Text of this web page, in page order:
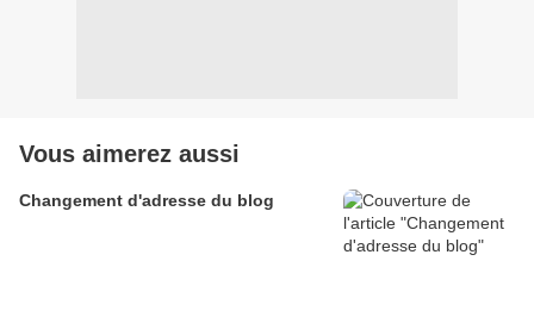
Vous aimerez aussi
Changement d'adresse du blog